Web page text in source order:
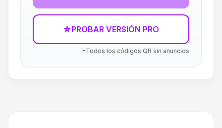
☆PROBAR VERSIÓN PRO
*Todos los códigos QR sin anuncios